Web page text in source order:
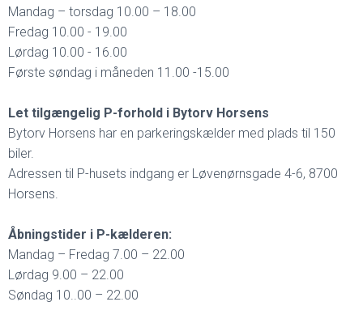
Mandag – torsdag 10.00 – 18.00
Fredag 10.00 - 19.00
Lørdag 10.00 - 16.00
Første søndag i måneden 11.00 -15.00
Let tilgængelig P-forhold i Bytorv Horsens
Bytorv Horsens har en parkeringskælder med plads til 150
biler.
Adressen til P-husets indgang er Løvenørnsgade 4-6, 8700
Horsens.
Åbningstider i P-kælderen:
Mandag – Fredag 7.00 – 22.00
Lørdag 9.00 – 22.00
Søndag 10..00 – 22.00